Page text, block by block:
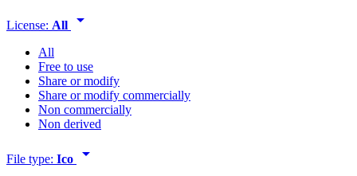
License: All arrow_drop_down
All
Free to use
Share or modify
Share or modify commercially
Non commercially
Non derived
File type: Ico arrow_drop_down